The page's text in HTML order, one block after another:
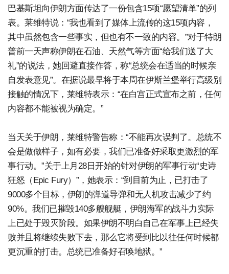
巴基斯坦向伊朗方面传达了一份包含15项“愿望清单”的列
表。莱维特说：“我也看到了媒体上流传的这15项内容，
其中虽然包含一些事实，但也有不一致的内容。”对于特朗
普前一天声称伊朗在石油、天然气等方面“给我们送了大
礼”的说法，她回避直接作答，称“总统会在适当的时候亲
自发表意见”。在据说最早将于本周在伊斯兰堡举行高级别
接触的情况下，莱维特表示：“在白宫正式宣布之前，任何
内容都不能被视为确定。”
当天关于伊朗，莱维特警告称：“不能再次误判了。总统不
会是做做样子，如有必要，我们已准备好采取更激烈的军
事行动。”关于上月28日开始的针对伊朗的军事行动“史诗
狂怒（Epic Fury）”，她表示：“到目前为止，已打击了
9000多个目标，伊朗的弹道导弹和无人机攻击减少了约
90%。我们已摧毁140多艘舰艇，伊朗海军的战斗力实际
上已处于毁灭阶段。如果伊朗不明白自己在军事上已经失
败并且将继续失败下去，那么它将受到比以往任何时候都
更沉重的打击。总统已准备好召唤地狱。”